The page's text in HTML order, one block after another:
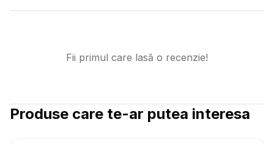
Fii primul care lasă o recenzie!
Produse care te-ar putea interesa